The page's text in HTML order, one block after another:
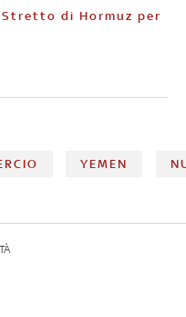
YEMEN